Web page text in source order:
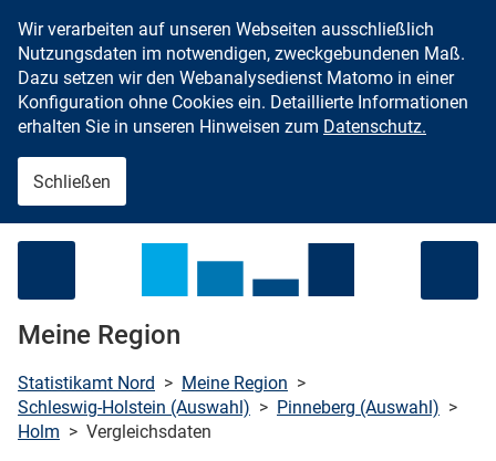
Zum Inhalt springen
Wir verarbeiten auf unseren Webseiten ausschließlich
Nutzungsdaten im notwendigen, zweckgebundenen Maß.
Dazu setzen wir den Webanalysedienst Matomo in einer
Konfiguration ohne Cookies ein. Detaillierte Informationen
erhalten Sie in unseren Hinweisen zum Datenschutz.
Schließen
Meine Region
Statistikamt Nord > Meine Region >
Schleswig-Holstein (Auswahl) > Pinneberg (Auswahl) >
Holm > Vergleichsdaten